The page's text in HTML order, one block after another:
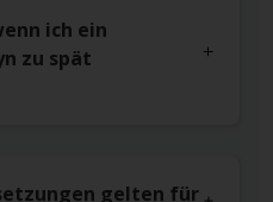
ich ein
zu spät
gelten für